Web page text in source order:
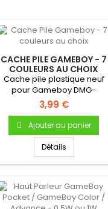
CACHE PILE GAMEBOY - 7
COULEURS AU CHOIX
Cache pile plastique neuf
pour Gameboy DMG-
01Cache pile en plastique
Pour...
3,99 €
Ajouter au panier
Détails